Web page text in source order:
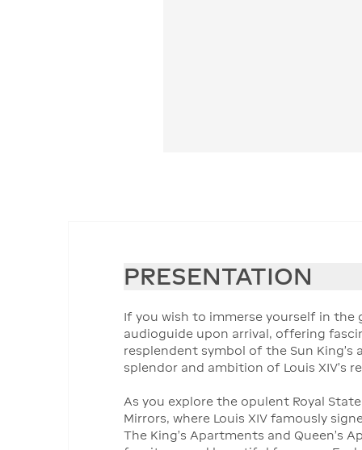
PRESENTATION
If you wish to immerse yourself in the
audioguide upon arrival, offering
resplendent symbol of the Sun
splendor and ambition of Louis XIV’s
As you explore the opulent Royal
Mirrors, where Louis XIV famously
The King's Apartments and Queen's